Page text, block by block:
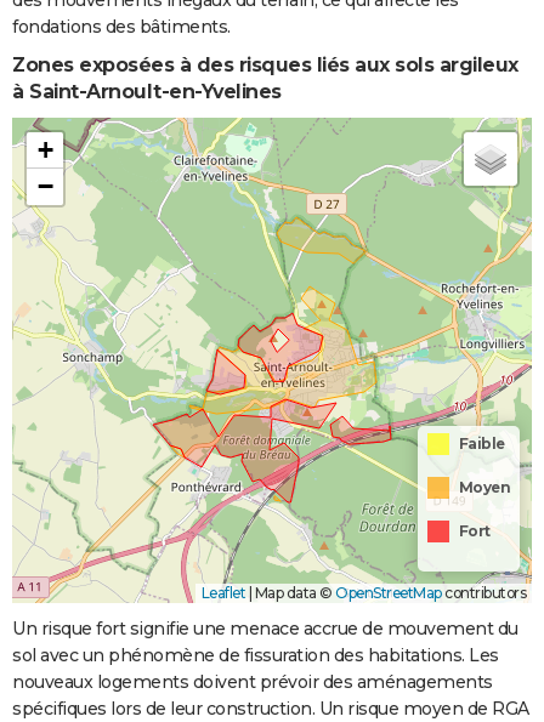
Boue
Inondations
et/ou
Coulées de
Boue
25/12/1999 29/12/1999 5 j Non
fondations des bâtiments.
Zones exposées à des risques liés aux sols argileux
à Saint-Arnoult-en-Yvelines
+
−
Faible
Moyen
Fort
Leaflet Map data © OpenStreetMapcontributors
Un risque fort signifie une menace accrue de mouvement du
sol avec un phénomène de fissuration des habitations. Les
nouveaux logements doivent prévoir des aménagements
spécifiques lors de leur construction. Un risque moyen de RGA